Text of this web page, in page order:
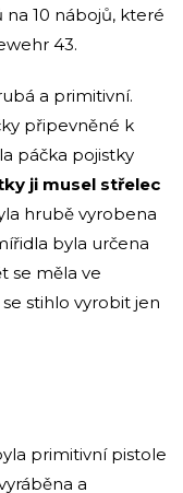
10 nábojů, které
43.
a primitivní.
připevněné k
páčka pojistky
ji musel střelec
hrubě vyrobena
byla určena
se měla ve
stihlo vyrobit jen
primitivní pistole
a